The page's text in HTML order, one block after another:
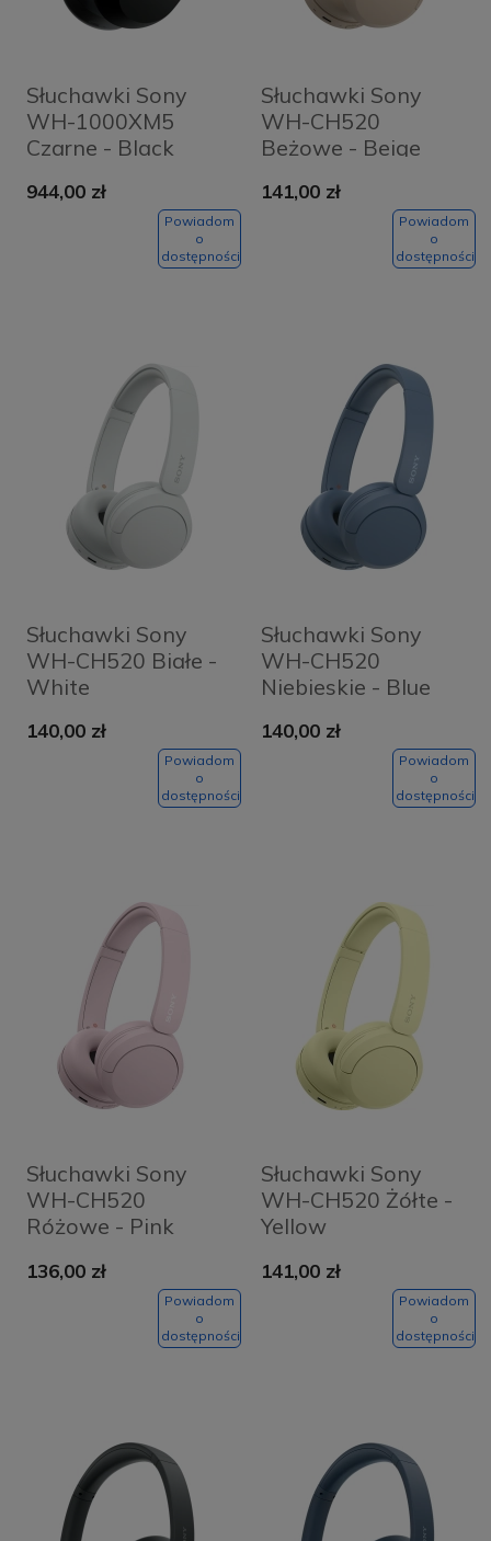
Słuchawki Sony
WH-1000XM5
Czarne - Black
944,00 zł
Powiadom
o
dostępności
Słuchawki Sony
WH-CH520
Beżowe - Beige
141,00 zł
Powiadom
o
dostępności
Słuchawki Sony
WH-CH520 Białe -
White
140,00 zł
Powiadom
o
dostępności
Słuchawki Sony
WH-CH520
Niebieskie - Blue
140,00 zł
Powiadom
o
dostępności
Słuchawki Sony
WH-CH520
Różowe - Pink
136,00 zł
Powiadom
o
dostępności
Słuchawki Sony
WH-CH520 Żółte -
Yellow
141,00 zł
Powiadom
o
dostępności